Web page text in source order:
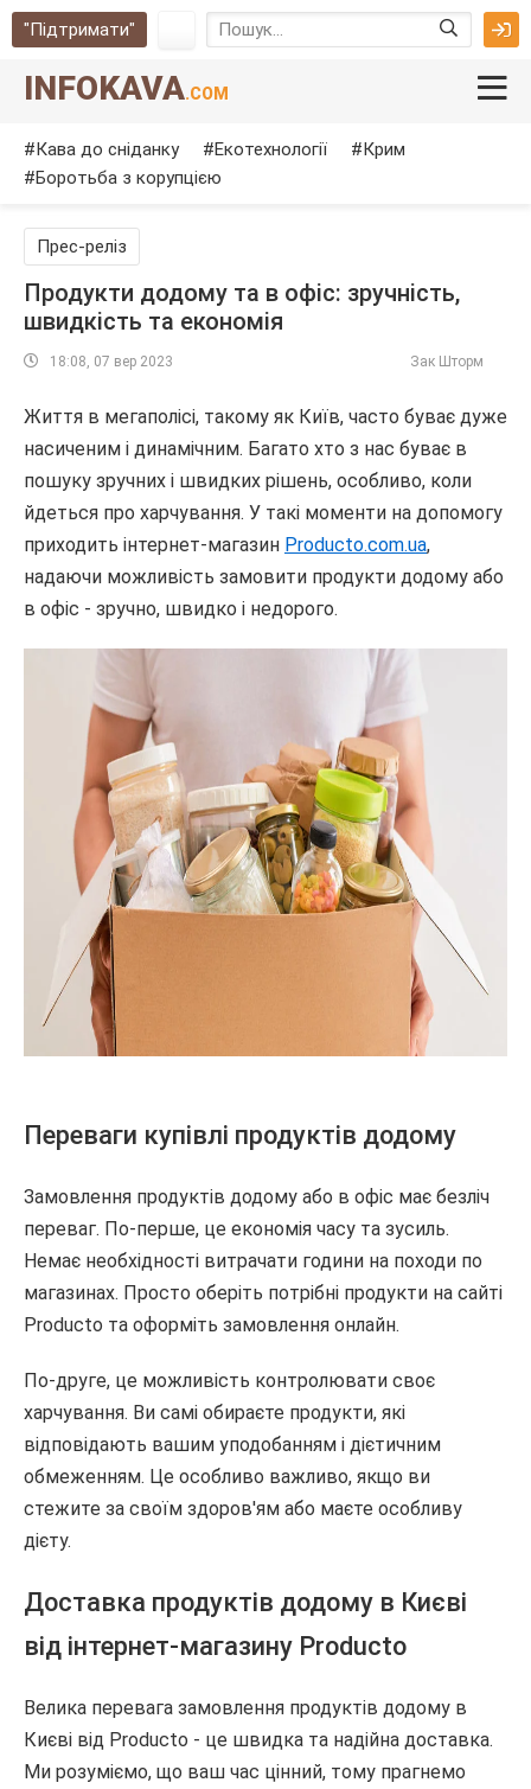
"Підтримати"
INFOKAVA.COM
Кава до сніданку Екотехнології
Крим
Боротьба з корупцією
Прес-реліз
Продукти додому та в офіс: зручність,
швидкість та економія
18:08, 07 вер 2023 Зак Шторм
Життя в мегаполісі, такому як Київ, часто буває дуже
насиченим і динамічним. Багато хто з нас буває в
пошуку зручних і швидких рішень, особливо, коли
йдеться про харчування. У такі моменти на допомогу
приходить інтернет-магазин Producto.com.ua,
надаючи можливість замовити продукти додому або
в офіс - зручно, швидко і недорого.
Переваги купівлі продуктів додому
Замовлення продуктів додому або в офіс має безліч
переваг. По-перше, це економія часу та зусиль.
Немає необхідності витрачати години на походи по
магазинах. Просто оберіть потрібні продукти на сайті
Producto та оформіть замовлення онлайн.
По-друге, це можливість контролювати своє
харчування. Ви самі обираєте продукти, які
відповідають вашим уподобанням і дієтичним
обмеженням. Це особливо важливо, якщо ви
стежите за своїм здоров'ям або маєте особливу
дієту.
Доставка продуктів додому в Києві
від інтернет-магазину Producto
Велика перевага замовлення продуктів додому в
Києві від Producto - це швидка та надійна доставка.
Ми розуміємо, що ваш час цінний, тому прагнемо